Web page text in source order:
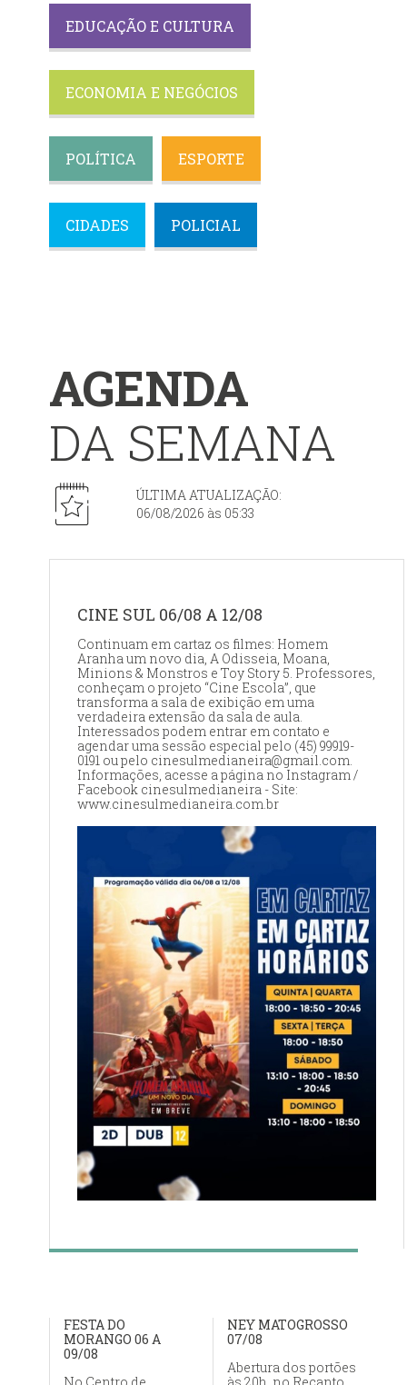
CIDADES POLICIAL
POLÍTICA ESPORTE
ECONOMIA E NEGÓCIOS
EDUCAÇÃO E CULTURA
AGENDA
DA SEMANA
ÚLTIMA ATUALIZAÇÃO:
06/08/2026 às 05:33
CINE SUL 06/08 A 12/08
Continuam em cartaz os filmes: Homem
Aranha um novo dia, A Odisseia, Moana,
Minions & Monstros e Toy Story 5. Professores,
conheçam o projeto “Cine Escola”, que
transforma a sala de exibição em uma
verdadeira extensão da sala de aula.
Interessados podem entrar em contato e
agendar uma sessão especial pelo (45) 99919-
0191 ou pelo cinesulmedianeira@gmail.com.
Informações, acesse a página no Instagram /
Facebook cinesulmedianeira - Site:
www.cinesulmedianeira.com.br
FESTA DO
MORANGO 06 A
09/08
NEY MATOGROSSO
07/08
Abertura dos portões